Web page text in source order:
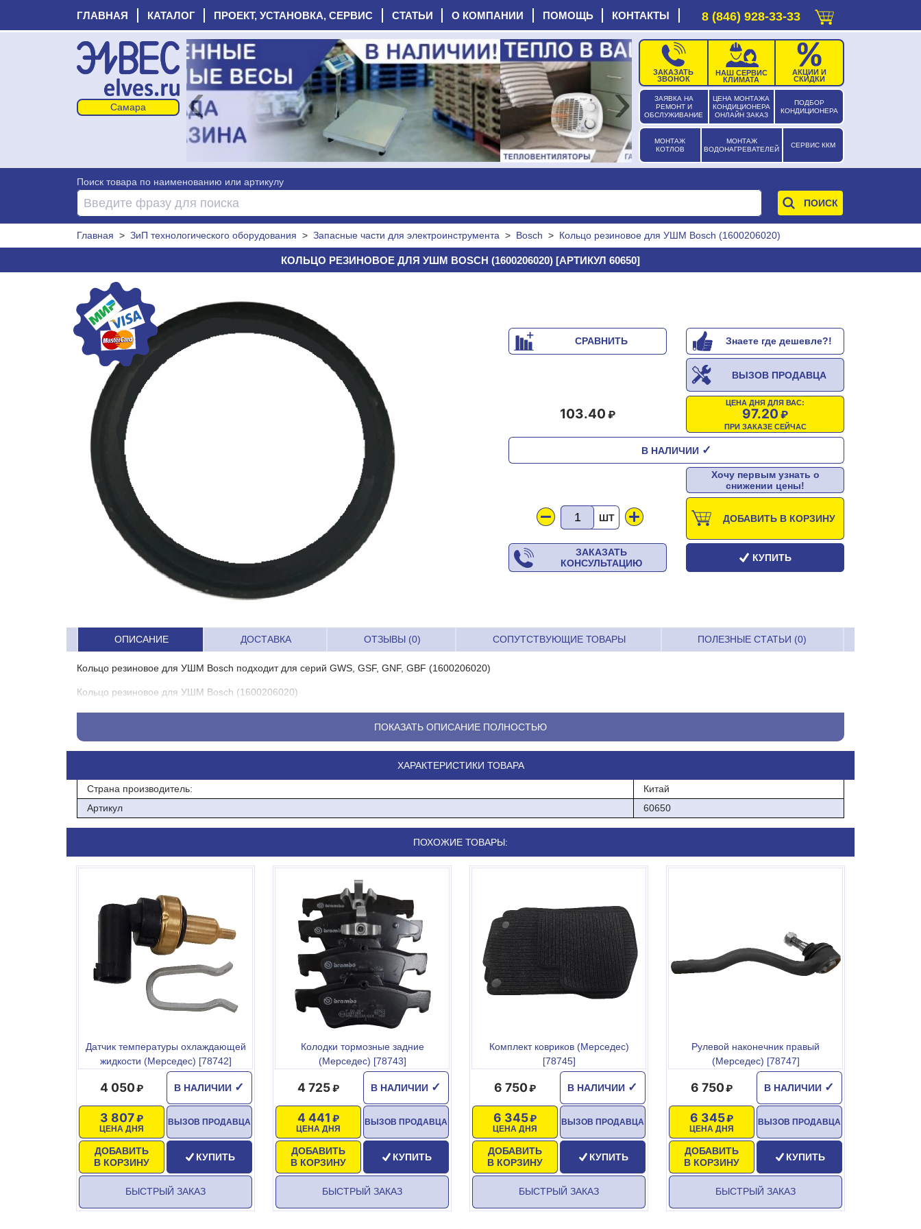
ГЛАВНАЯ КАТАЛОГ ПРОЕКТ, УСТАНОВКА, СЕРВИС СТАТЬИ О КОМПАНИИ ПОМОЩЬ КОНТАКТЫ 8 (846) 928-33-33
ЗАЯВКА НА
РЕМОНТ И
ОБСЛУЖИВАНИЕ
ЦЕНА МОНТАЖА
КОНДИЦИОНЕРА
ОНЛАЙН ЗАКАЗ
ПОДБОР
КОНДИЦИОНЕРА
МОНТАЖ
КОТЛОВ
МОНТАЖ
ВОДОНАГРЕВАТЕЛЕЙ
СЕРВИС ККМ
ЗАКАЗАТЬ
ЗВОНОК
НАШ СЕРВИС
КЛИМАТА
АКЦИИ И
СКИДКИ
‹ ›
Поиск товара по наименованию или артикулу
Главная > ЗиП технологического оборудования > Запасные части для электроинструмента > Bosch > Кольцо резиновое для УШМ Bosch (1600206020)
КОЛЬЦО РЕЗИНОВОЕ ДЛЯ УШМ BOSCH (1600206020) [АРТИКУЛ 60650]
СРАВНИТЬ Знаете где дешевле?!
ВЫЗОВ ПРОДАВЦА
ЦЕНА ДНЯ ДЛЯ ВАС:
97.20
ПРИ ЗАКАЗЕ СЕЙЧАС
103.40
В НАЛИЧИИ ✓
Хочу первым узнать о
снижении цены!
ШТ ДОБАВИТЬ В КОРЗИНУ
ЗАКАЗАТЬ
КОНСУЛЬТАЦИЮ
КУПИТЬ
ОПИСАНИЕ ДОСТАВКА ОТЗЫВЫ (0) СОПУТСТВУЮЩИЕ ТОВАРЫ ПОЛЕЗНЫЕ СТАТЬИ (0)
Кольцо резиновое для УШМ Bosch подходит для серий GWS, GSF, GNF, GBF (1600206020)
Кольцо резиновое для УШМ Bosch (1600206020)
ПОКАЗАТЬ ОПИСАНИЕ ПОЛНОСТЬЮ
ХАРАКТЕРИСТИКИ ТОВАРА
Страна производитель:
Китай
Артикул
60650
ПОХОЖИЕ ТОВАРЫ:
Датчик температуры охлаждающей
жидкости (Мерседес) [78742]
В НАЛИЧИИ ✓
4 050
ЦЕНА ДНЯ
3 807
ДОБАВИТЬ
В КОРЗИНУ
ВЫЗОВ ПРОДАВЦА
КУПИТЬ
БЫСТРЫЙ ЗАКАЗ
Колодки тормозные задние
(Мерседес) [78743]
В НАЛИЧИИ ✓
4 725
ЦЕНА ДНЯ
4 441
ДОБАВИТЬ
В КОРЗИНУ
ВЫЗОВ ПРОДАВЦА
КУПИТЬ
БЫСТРЫЙ ЗАКАЗ
Комплект ковриков (Мерседес)
[78745]
В НАЛИЧИИ ✓
6 750
ЦЕНА ДНЯ
6 345
ДОБАВИТЬ
В КОРЗИНУ
ВЫЗОВ ПРОДАВЦА
КУПИТЬ
БЫСТРЫЙ ЗАКАЗ
Рулевой наконечник правый
(Мерседес) [78747]
В НАЛИЧИИ ✓
6 750
ЦЕНА ДНЯ
6 345
ДОБАВИТЬ
В КОРЗИНУ
ВЫЗОВ ПРОДАВЦА
КУПИТЬ
БЫСТРЫЙ ЗАКАЗ